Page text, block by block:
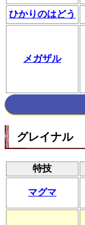
ひかりのはどう
メガザル
グレイナル
特技
マグマ